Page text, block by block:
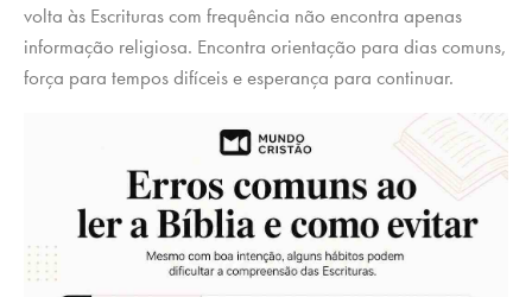
volta às Escrituras com frequência não encontra apenas
informação religiosa. Encontra orientação para dias comuns,
força para tempos difíceis e esperança para continuar.